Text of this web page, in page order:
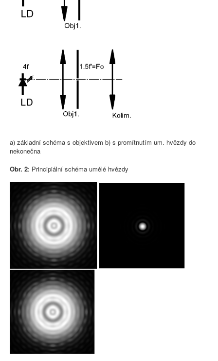
a) základní schéma s objektivem b) s promítnutím um. hvězdy do
nekonečna
Obr. 2: Principiální schéma umělé hvězdy